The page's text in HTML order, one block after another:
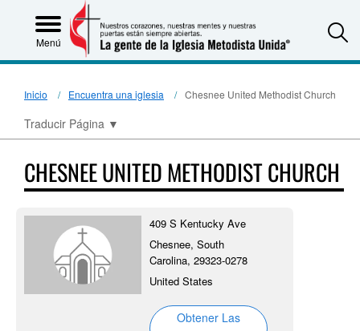
Menú
Inicio Encuentra una iglesia Chesnee United Methodist Church
Traducir Página ▼
CHESNEE UNITED METHODIST CHURCH
409 S Kentucky Ave
Chesnee, South
Carolina, 29323-0278
United States
Obtener Las